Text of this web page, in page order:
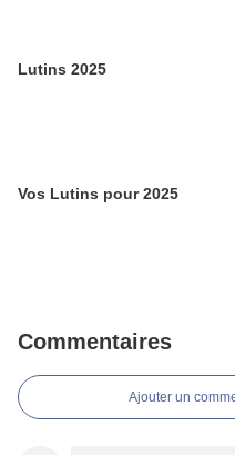
Lutins 2025
Vos Lutins pour 2025
Commentaires
Ajouter un